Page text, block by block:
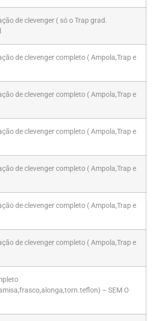
de clevenger ( só o Trap grad.
de clevenger completo ( Ampola,Trap e
de clevenger completo ( Ampola,Trap e
de clevenger completo ( Ampola,Trap e
de clevenger completo ( Ampola,Trap e
de clevenger completo ( Ampola,Trap e
de clevenger completo ( Ampola,Trap e
– SEM O